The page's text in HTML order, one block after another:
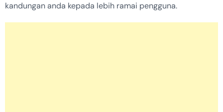
kandungan anda kepada lebih ramai pengguna.